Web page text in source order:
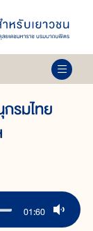
รมไทย
01:60